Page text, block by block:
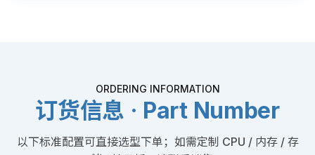
ORDERING INFORMATION
订货信息 · Part Number
以下标准配置可直接选型下单；如需定制 CPU / 内存 / 存